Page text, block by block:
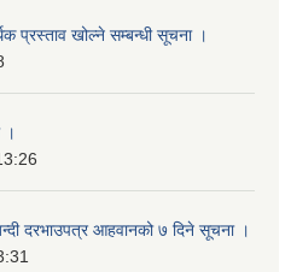
प्रस्ताव खोल्ने सम्बन्धी सूचना ।
।
दरभाउपत्र आहवानको ७ दिने सूचना ।